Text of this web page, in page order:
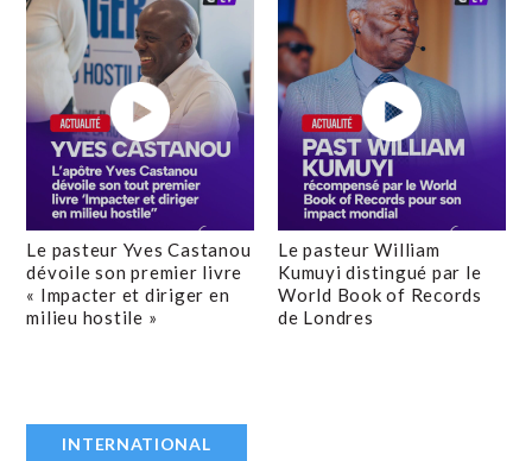
Le pasteur Yves Castanou
dévoile son premier livre
« Impacter et diriger en
milieu hostile »
Le pasteur William
Kumuyi distingué par le
World Book of Records
de Londres
INTERNATIONAL